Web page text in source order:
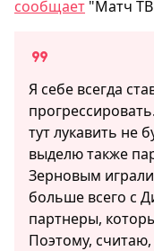
сообщает "Матч
Я себе всегда
тут лукавить не
выделю также
Зерновым
больше всего с
партнеры,
Поэтому,